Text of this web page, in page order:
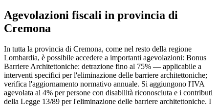
Agevolazioni fiscali in provincia di
Cremona
In tutta la provincia di Cremona, come nel resto della regione
Lombardia, è possibile accedere a importanti agevolazioni: Bonus
Barriere Architettoniche: detrazione fino al 75% — applicabile a
interventi specifici per l'eliminazione delle barriere architettoniche;
verifica l'aggiornamento normativo annuale. Si aggiungono l'IVA
agevolata al 4% per persone con disabilità riconosciuta e i contributi
della Legge 13/89 per l'eliminazione delle barriere architettoniche. I